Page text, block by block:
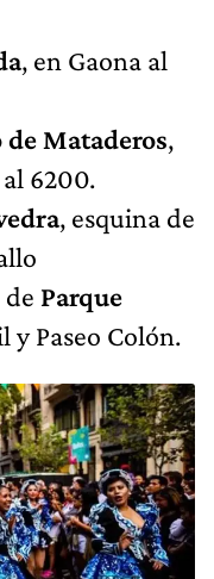
, en Gaona al
Mataderos,
6200.
, esquina de
Parque
y Paseo Colón.